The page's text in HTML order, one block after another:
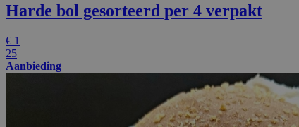
Harde bol gesorteerd per 4 verpakt
€ 1
25
Aanbieding